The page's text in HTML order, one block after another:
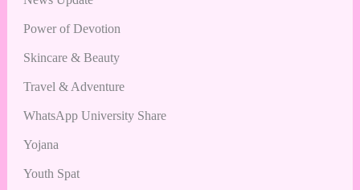
Power of Devotion
Skincare & Beauty
Travel & Adventure
WhatsApp University Share
Yojana
Youth Spat